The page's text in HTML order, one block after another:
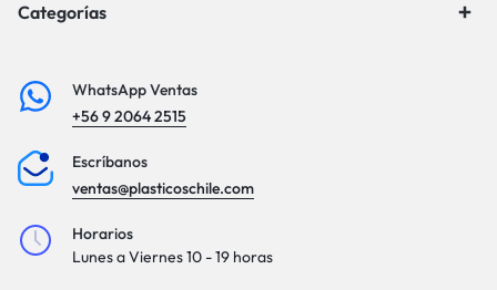
Categorías
WhatsApp Ventas
+56 9 2064 2515
Escríbanos
ventas@plasticoschile.com
Horarios
Lunes a Viernes 10 - 19 horas